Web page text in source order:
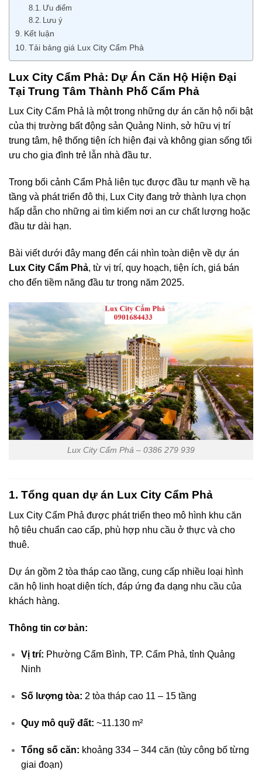
Ưu điểm
Lưu ý
Kết luận
Tải bảng giá Lux City Cẩm Phả
Lux City Cẩm Phả: Dự Án Căn Hộ Hiện Đại
Tại Trung Tâm Thành Phố Cẩm Phả
Lux City Cẩm Phả là một trong những dự án căn hộ nổi bật
của thị trường bất động sản Quảng Ninh, sở hữu vị trí
trung tâm, hệ thống tiện ích hiện đại và không gian sống tối
ưu cho gia đình trẻ lẫn nhà đầu tư.
Trong bối cảnh Cẩm Phả liên tục được đầu tư mạnh về hạ
tầng và phát triển đô thị, Lux City đang trở thành lựa chọn
hấp dẫn cho những ai tìm kiếm nơi an cư chất lượng hoặc
đầu tư dài hạn.
Bài viết dưới đây mang đến cái nhìn toàn diện về dự án
Lux City Cẩm Phả, từ vị trí, quy hoạch, tiện ích, giá bán
cho đến tiềm năng đầu tư trong năm 2025.
Lux City Cẩm Phả – 0386 279 939
1. Tổng quan dự án Lux City Cẩm Phả
Lux City Cẩm Phả được phát triển theo mô hình khu căn
hộ tiêu chuẩn cao cấp, phù hợp nhu cầu ở thực và cho
thuê.
Dự án gồm 2 tòa tháp cao tầng, cung cấp nhiều loại hình
căn hộ linh hoạt diện tích, đáp ứng đa dạng nhu cầu của
khách hàng.
Thông tin cơ bản:
Vị trí: Phường Cẩm Bình, TP. Cẩm Phả, tỉnh Quảng
Ninh
Số lượng tòa: 2 tòa tháp cao 11 – 15 tầng
Quy mô quỹ đất: ~11.130 m²
Tổng số căn: khoảng 334 – 344 căn (tùy công bố từng
giai đoạn)